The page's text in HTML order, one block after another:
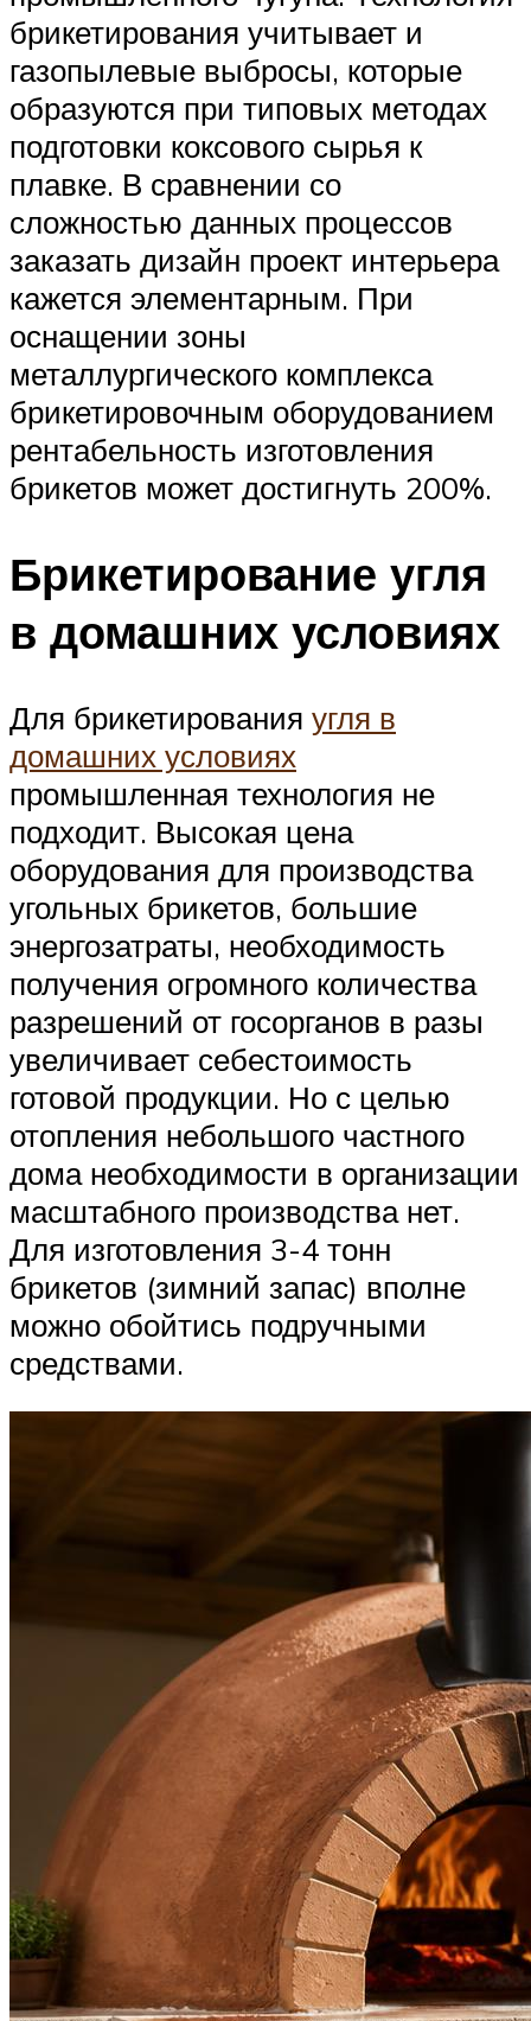
брикетирования учитывает и
газопылевые выбросы, которые
образуются при типовых методах
подготовки коксового сырья к
плавке. В сравнении со
сложностью данных процессов
заказать дизайн проект интерьера
кажется элементарным. При
оснащении зоны
металлургического комплекса
брикетировочным оборудованием
рентабельность изготовления
брикетов может достигнуть 200%.
Брикетирование угля
в домашних условиях
Для брикетирования угля в
домашних условиях
промышленная технология не
подходит. Высокая цена
оборудования для производства
угольных брикетов, большие
энергозатраты, необходимость
получения огромного количества
разрешений от госорганов в разы
увеличивает себестоимость
готовой продукции. Но с целью
отопления небольшого частного
дома необходимости в организации
масштабного производства нет.
Для изготовления 3-4 тонн
брикетов (зимний запас) вполне
можно обойтись подручными
средствами.